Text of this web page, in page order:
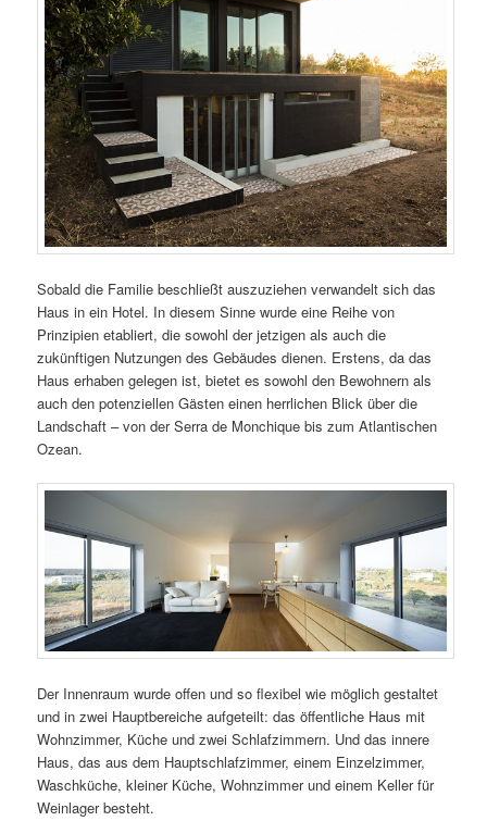
Sobald die Familie beschließt auszuziehen verwandelt sich das
Haus in ein Hotel. In diesem Sinne wurde eine Reihe von
Prinzipien etabliert, die sowohl der jetzigen als auch die
zukünftigen Nutzungen des Gebäudes dienen. Erstens, da das
Haus erhaben gelegen ist, bietet es sowohl den Bewohnern als
auch den potenziellen Gästen einen herrlichen Blick über die
Landschaft – von der Serra de Monchique bis zum Atlantischen
Ozean.
Der Innenraum wurde offen und so flexibel wie möglich gestaltet
und in zwei Hauptbereiche aufgeteilt: das öffentliche Haus mit
Wohnzimmer, Küche und zwei Schlafzimmern. Und das innere
Haus, das aus dem Hauptschlafzimmer, einem Einzelzimmer,
Waschküche, kleiner Küche, Wohnzimmer und einem Keller für
Weinlager besteht.